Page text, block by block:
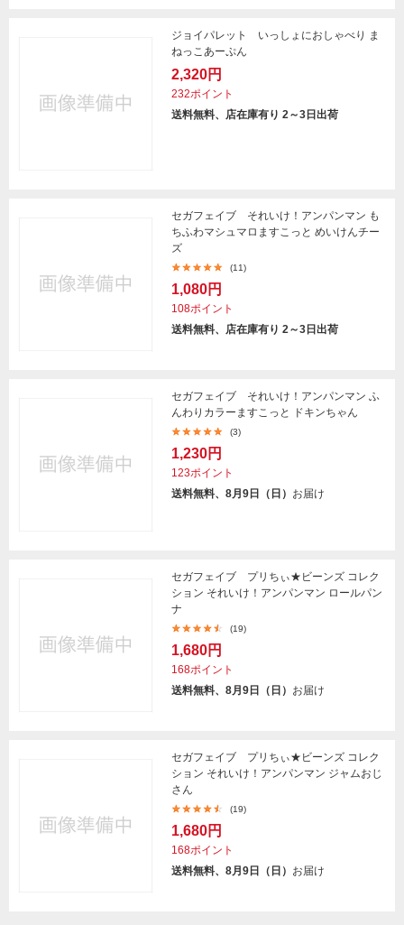
ジョイパレット いっしょにおしゃべり ま
ねっこあーぷん
2,320円
232ポイント
送料無料、店在庫有り 2～3日出荷
セガフェイブ それいけ！アンパンマン も
ちふわマシュマロますこっと めいけんチー
ズ
(11)
1,080円
108ポイント
送料無料、店在庫有り 2～3日出荷
セガフェイブ それいけ！アンパンマン ふ
んわりカラーますこっと ドキンちゃん
(3)
1,230円
123ポイント
送料無料、8月9日（日） お届け
セガフェイブ プリちぃ★ビーンズ コレク
ション それいけ！アンパンマン ロールパン
ナ
(19)
1,680円
168ポイント
送料無料、8月9日（日） お届け
セガフェイブ プリちぃ★ビーンズ コレク
ション それいけ！アンパンマン ジャムおじ
さん
(19)
1,680円
168ポイント
送料無料、8月9日（日） お届け